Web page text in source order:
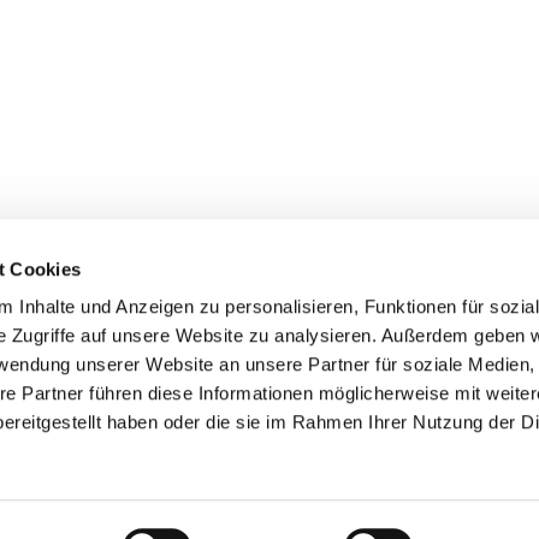
Cookies
Inhalte und Anzeigen zu personalisieren, Funktionen für
Zugriffe auf unsere Website zu analysieren. Außerdem geben
unserer Website an unsere Partner für soziale Medien,
Partner führen diese Informationen möglicherweise mit
haben oder die sie im Rahmen Ihrer Nutzung der
Ihr direkter Draht zu:
Schuldekanat
EJÜS - Bezirksjugend
Datenschutzerklärung ChurchDesk-Login